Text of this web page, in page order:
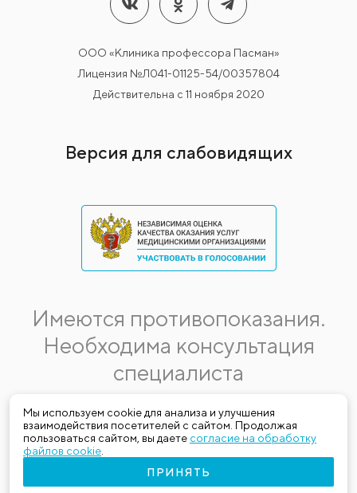
Мы используем cookie для анализа и улучшения
взаимодействия посетителей с сайтом. Продолжая
пользоваться сайтом, вы даете согласие на обработку
файлов cookie
ПРИНЯТЬ
ООО «Клиника профессора Пасман»
Лицензия №Л041-01125-54/00357804
Действительна с 11 ноября 2020
Версия для слабовидящих
Имеются противопоказания.
Необходима консультация
специалиста
Данная информация не является публичной офертой.
Стоимость, название и спектр услуг могут меняться.
Получить актуальную на момент обращения за медицинской
услугой информацию можно по телефону (383) 303-03-03